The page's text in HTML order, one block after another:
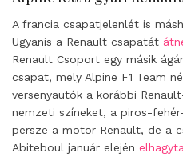
A francia csapatjelenlét is
Ugyanis a Renault csapatát
Renault Csoport egy másik
csapat, mely Alpine F1 Team
versenyautók a korábbi
nemzeti színeket, a piros-
persze a motor Renault, de a
Abiteboul január elején